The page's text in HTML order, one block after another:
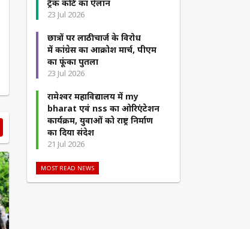
ट्रैक कोर्ट का ऐलान
23 Jul 2026
छात्रों पर लाठीचार्ज के विरोध
में कांग्रेस का आक्रोश मार्च, पीएम
का फूंका पुतला
23 Jul 2026
रामेश्वर महाविद्यालय में my
bharat एवं nss का ओरिएंटेशन
कार्यक्रम, युवाओं को राष्ट्र निर्माण
का दिया संदेश
21 Jul 2026
MOST READ NEWS